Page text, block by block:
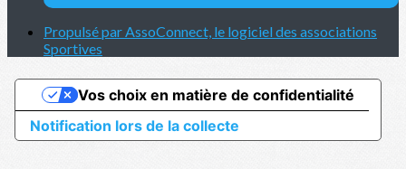
Propulsé par AssoConnect, le logiciel des associations
Sportives
Notification lors de la collecte
Vos choix en matière de confidentialité